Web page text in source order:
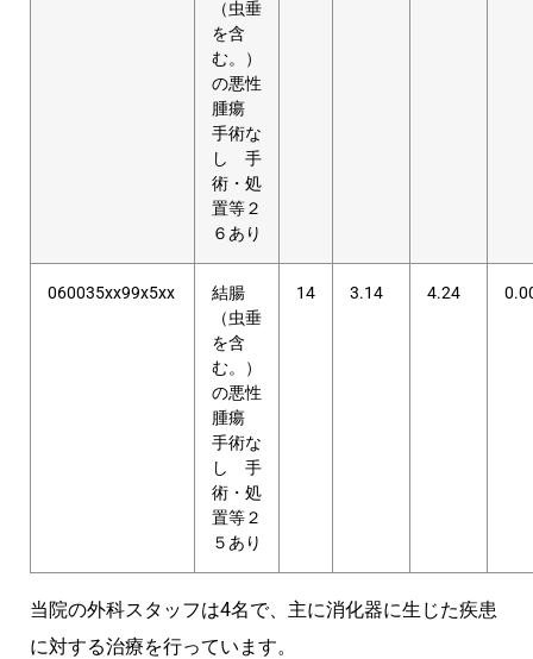
（虫垂
を含
む。）
の悪性
腫瘍
手術な
し 手
術・処
置等２
６あり
060035xx99x5xx
結腸
（虫垂
を含
む。）
の悪性
腫瘍
手術な
し 手
術・処
置等２
５あり
14 3.14 4.24
当院の外科スタッフは4名で、主に消化器に生じた疾患
に対する治療を行っています。